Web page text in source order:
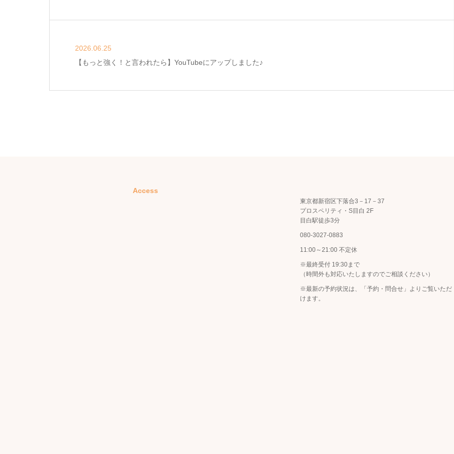
2026.06.25
【もっと強く！と言われたら】YouTubeにアップしました♪
Access
東京都新宿区下落合3－17－37
プロスペリティ・S目白 2F
目白駅徒歩3分
080-3027-0883
11:00～21:00 不定休
※最終受付 19:30まで
（時間外も対応いたしますのでご相談ください）
※最新の予約状況は、 「予約・問合せ」 よりご覧いただ
けます。